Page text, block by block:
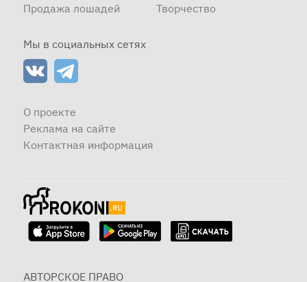
Продажа лошадей
Творчество
Мы в социальных сетях
О проекте
Реклама на сайте
Контактная информация
АВТОРСКОЕ ПРАВО